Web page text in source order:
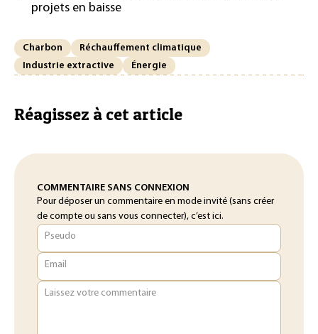
projets en baisse
Charbon
Réchauffement climatique
Industrie extractive
Énergie
Réagissez à cet article
COMMENTAIRE SANS CONNEXION
Pour déposer un commentaire en mode invité (sans créer
de compte ou sans vous connecter), c’est ici.
Pseudo
Email
Laissez votre commentaire